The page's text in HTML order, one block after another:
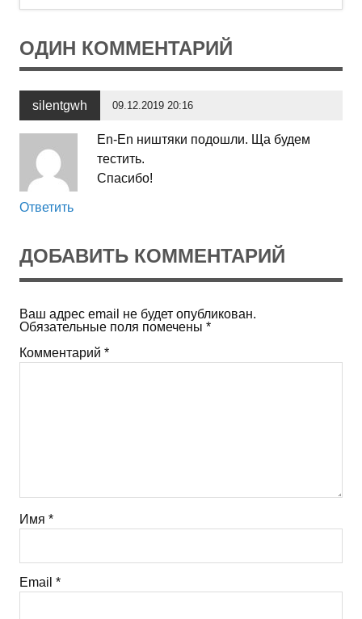
ОДИН КОММЕНТАРИЙ
silentgwh 09.12.2019 20:16
En-En ништяки подошли. Ща будем
тестить.
Спасибо!
Ответить
ДОБАВИТЬ КОММЕНТАРИЙ
Ваш адрес email не будет опубликован.
Обязательные поля помечены *
Комментарий *
Имя *
Email *